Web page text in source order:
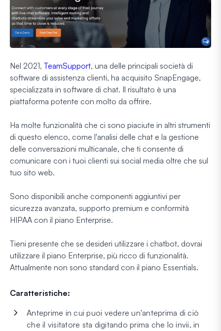
Nel 2021, TeamSupport, una delle principali società di
software di assistenza clienti, ha acquisito SnapEngage,
specializzata in software di chat. Il risultato è una
piattaforma potente con molto da offrire.
Ha molte funzionalità che ci sono piaciute in altri strumenti
di questo elenco, come l'analisi delle chat e la gestione
delle conversazioni multicanale, che ti consente di
comunicare con i tuoi clienti sui social media oltre che sul
tuo sito web.
Sono disponibili anche componenti aggiuntivi per
sicurezza avanzata, supporto premium e conformità
HIPAA con il piano Enterprise.
Tieni presente che se desideri utilizzare i chatbot, dovrai
utilizzare il piano Enterprise, più ricco di funzionalità.
Attualmente non sono standard con il piano Essentials.
Caratteristiche:
Anteprime in cui puoi vedere un'anteprima di ciò
che il visitatore sta digitando prima che lo invii, in